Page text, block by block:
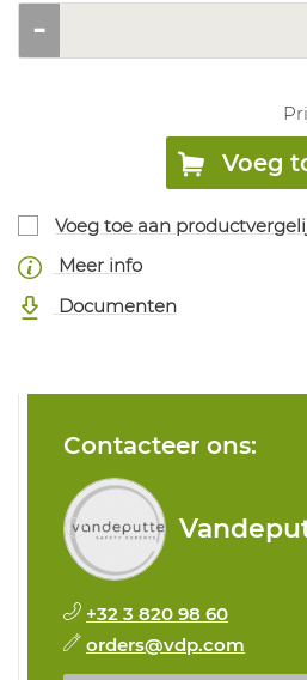
Voeg
Voeg toe aan
Meer info
Documenten
Contacteer ons:
+32 3 820 98 60
orders@vdp.com